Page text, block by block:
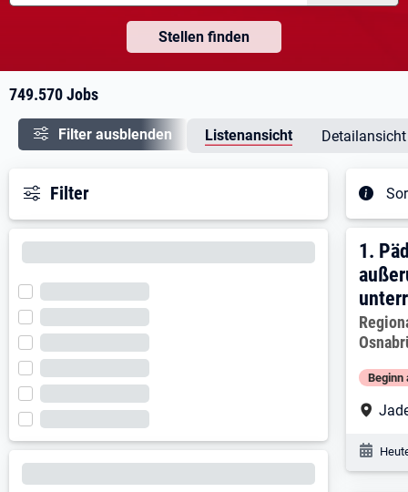
Stellen finden
749.570 Jobs
Filter ausblenden Listenansicht Detailansicht
Filter
1.
1.
Beginn